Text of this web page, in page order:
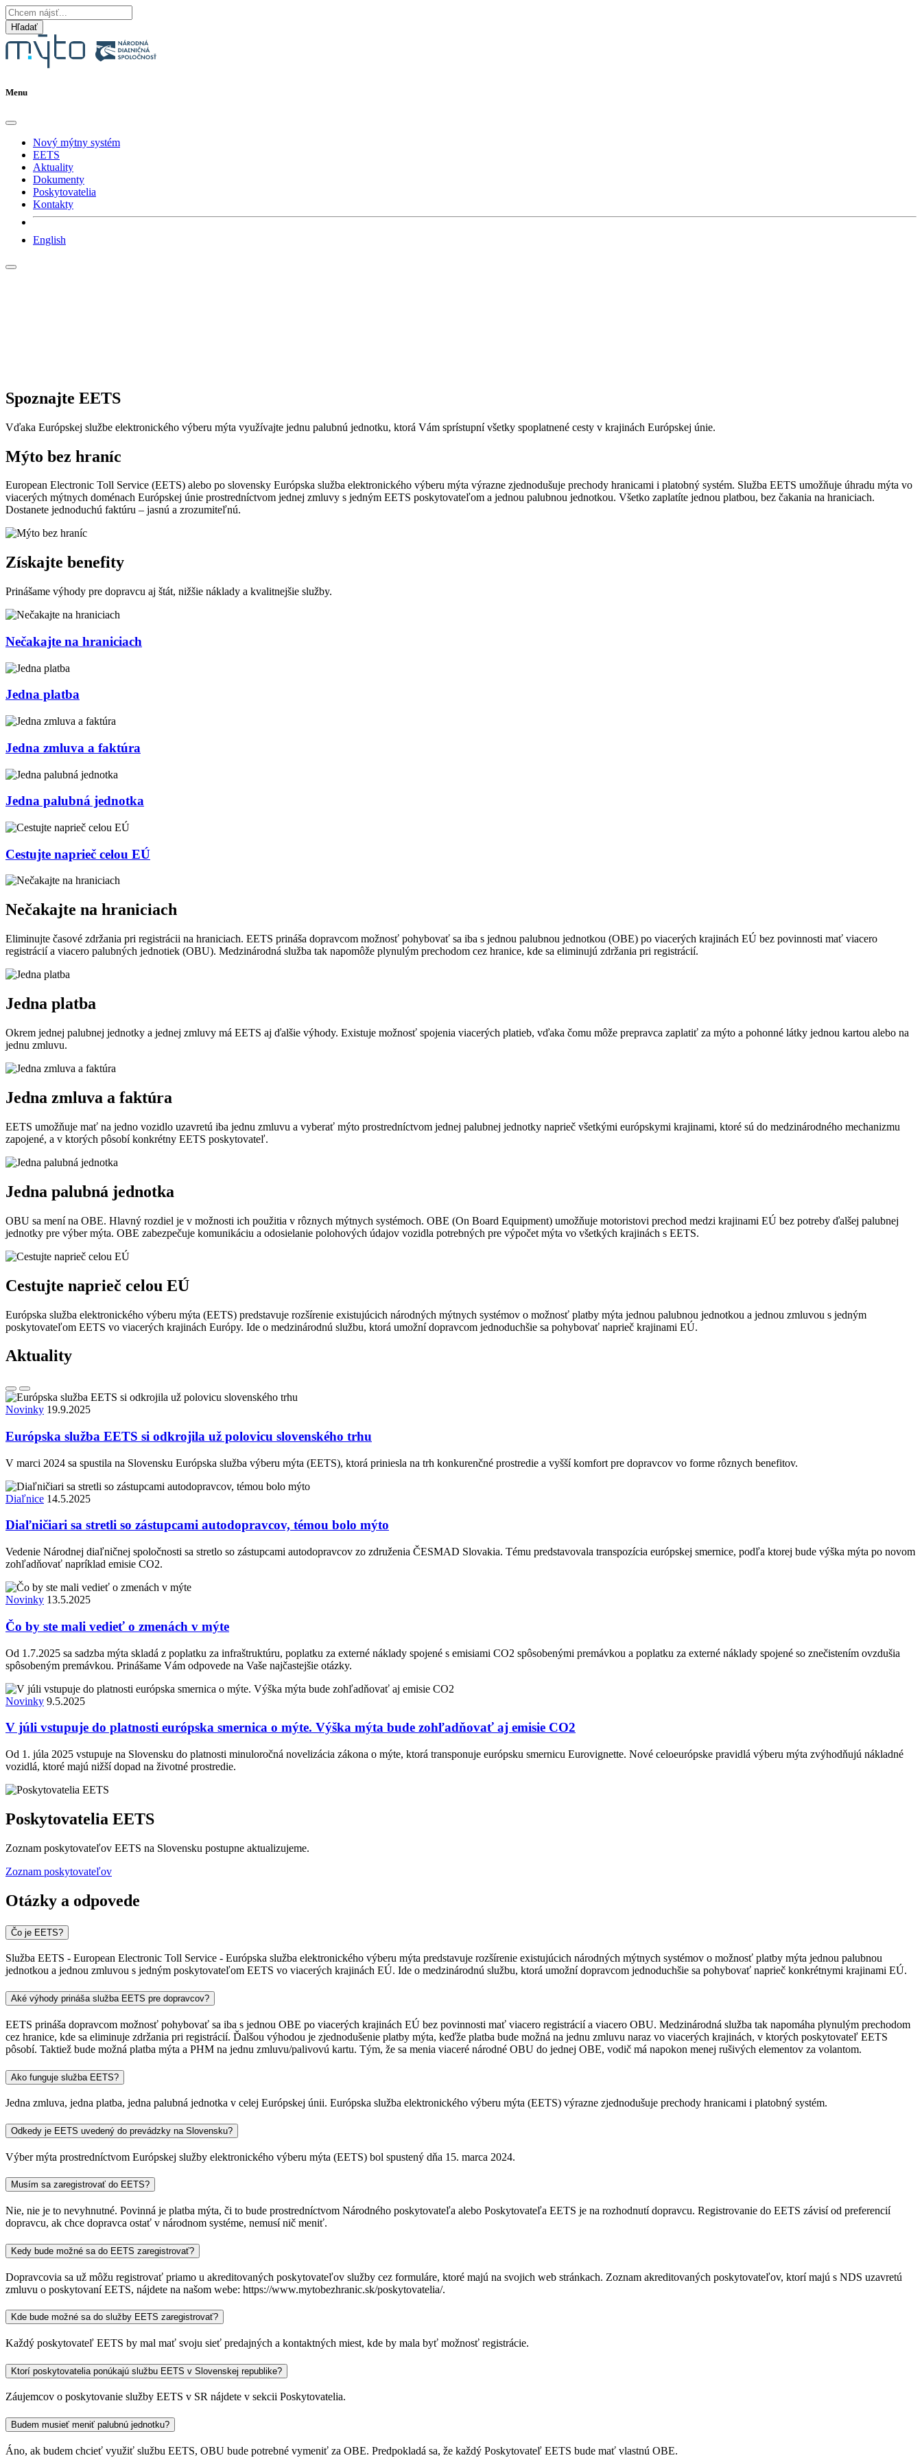
Hľadať
Menu
Nový mýtny systém
EETS
Aktuality
Dokumenty
Poskytovatelia
Kontakty
English
Spoznajte EETS
Vďaka Európskej službe elektronického výberu mýta využívajte jednu palubnú jednotku, ktorá Vám sprístupní všetky spoplatnené cesty v krajinách Európskej únie.
Mýto bez hraníc
European Electronic Toll Service (EETS) alebo po slovensky Európska služba elektronického výberu mýta výrazne zjednodušuje prechody hranicami i platobný systém. Služba EETS umožňuje úhradu mýta vo
viacerých mýtnych doménach Európskej únie prostredníctvom jednej zmluvy s jedným EETS poskytovateľom a jednou palubnou jednotkou. Všetko zaplatíte jednou platbou, bez čakania na hraniciach.
Dostanete jednoduchú faktúru – jasnú a zrozumiteľnú.
Získajte benefity
Prinášame výhody pre dopravcu aj štát, nižšie náklady a kvalitnejšie služby.
Nečakajte na hraniciach
Jedna platba
Jedna zmluva a faktúra
Jedna palubná jednotka
Cestujte naprieč celou EÚ
Nečakajte na hraniciach
Eliminujte časové zdržania pri registrácii na hraniciach. EETS prináša dopravcom možnosť pohybovať sa iba s jednou palubnou jednotkou (OBE) po viacerých krajinách EÚ bez povinnosti mať viacero
registrácií a viacero palubných jednotiek (OBU). Medzinárodná služba tak napomôže plynulým prechodom cez hranice, kde sa eliminujú zdržania pri registrácií.
Jedna platba
Okrem jednej palubnej jednotky a jednej zmluvy má EETS aj ďalšie výhody. Existuje možnosť spojenia viacerých platieb, vďaka čomu môže prepravca zaplatiť za mýto a pohonné látky jednou kartou alebo na
jednu zmluvu.
Jedna zmluva a faktúra
EETS umožňuje mať na jedno vozidlo uzavretú iba jednu zmluvu a vyberať mýto prostredníctvom jednej palubnej jednotky naprieč všetkými európskymi krajinami, ktoré sú do medzinárodného mechanizmu
zapojené, a v ktorých pôsobí konkrétny EETS poskytovateľ.
Jedna palubná jednotka
OBU sa mení na OBE. Hlavný rozdiel je v možnosti ich použitia v rôznych mýtnych systémoch. OBE (On Board Equipment) umožňuje motoristovi prechod medzi krajinami EÚ bez potreby ďalšej palubnej
jednotky pre výber mýta. OBE zabezpečuje komunikáciu a odosielanie polohových údajov vozidla potrebných pre výpočet mýta vo všetkých krajinách s EETS.
Cestujte naprieč celou EÚ
Európska služba elektronického výberu mýta (EETS) predstavuje rozšírenie existujúcich národných mýtnych systémov o možnosť platby mýta jednou palubnou jednotkou a jednou zmluvou s jedným
poskytovateľom EETS vo viacerých krajinách Európy. Ide o medzinárodnú službu, ktorá umožní dopravcom jednoduchšie sa pohybovať naprieč krajinami EÚ.
Aktuality
Novinky 19.9.2025
Európska služba EETS si odkrojila už polovicu slovenského trhu
V marci 2024 sa spustila na Slovensku Európska služba výberu mýta (EETS), ktorá priniesla na trh konkurenčné prostredie a vyšší komfort pre dopravcov vo forme rôznych benefitov.
Diaľnice 14.5.2025
Diaľničiari sa stretli so zástupcami autodopravcov, témou bolo mýto
Vedenie Národnej diaľničnej spoločnosti sa stretlo so zástupcami autodopravcov zo združenia ČESMAD Slovakia. Tému predstavovala transpozícia európskej smernice, podľa ktorej bude výška mýta po novom
zohľadňovať napríklad emisie CO2.
Novinky 13.5.2025
Čo by ste mali vedieť o zmenách v mýte
Od 1.7.2025 sa sadzba mýta skladá z poplatku za infraštruktúru, poplatku za externé náklady spojené s emisiami CO2 spôsobenými premávkou a poplatku za externé náklady spojené so znečistením ovzdušia
spôsobeným premávkou. Prinášame Vám odpovede na Vaše najčastejšie otázky.
Novinky 9.5.2025
V júli vstupuje do platnosti európska smernica o mýte. Výška mýta bude zohľadňovať aj emisie CO2
Od 1. júla 2025 vstupuje na Slovensku do platnosti minuloročná novelizácia zákona o mýte, ktorá transponuje európsku smernicu Eurovignette. Nové celoeurópske pravidlá výberu mýta zvýhodňujú nákladné
vozidlá, ktoré majú nižší dopad na životné prostredie.
Poskytovatelia EETS
Zoznam poskytovateľov EETS na Slovensku postupne aktualizujeme.
Zoznam poskytovateľov
Otázky a odpovede
Čo je EETS?
Služba EETS - European Electronic Toll Service - Európska služba elektronického výberu mýta predstavuje rozšírenie existujúcich národných mýtnych systémov o možnosť platby mýta jednou palubnou
jednotkou a jednou zmluvou s jedným poskytovateľom EETS vo viacerých krajinách EÚ. Ide o medzinárodnú službu, ktorá umožní dopravcom jednoduchšie sa pohybovať naprieč konkrétnymi krajinami EÚ.
Aké výhody prináša služba EETS pre dopravcov?
EETS prináša dopravcom možnosť pohybovať sa iba s jednou OBE po viacerých krajinách EÚ bez povinnosti mať viacero registrácií a viacero OBU. Medzinárodná služba tak napomáha plynulým prechodom
cez hranice, kde sa eliminuje zdržania pri registrácií. Ďalšou výhodou je zjednodušenie platby mýta, keďže platba bude možná na jednu zmluvu naraz vo viacerých krajinách, v ktorých poskytovateľ EETS
pôsobí. Taktiež bude možná platba mýta a PHM na jednu zmluvu/palivovú kartu. Tým, že sa menia viaceré národné OBU do jednej OBE, vodič má napokon menej rušivých elementov za volantom.
Ako funguje služba EETS?
Jedna zmluva, jedna platba, jedna palubná jednotka v celej Európskej únii. Európska služba elektronického výberu mýta (EETS) výrazne zjednodušuje prechody hranicami i platobný systém.
Odkedy je EETS uvedený do prevádzky na Slovensku?
Výber mýta prostredníctvom Európskej služby elektronického výberu mýta (EETS) bol spustený dňa 15. marca 2024.
Musím sa zaregistrovať do EETS?
Nie, nie je to nevyhnutné. Povinná je platba mýta, či to bude prostredníctvom Národného poskytovateľa alebo Poskytovateľa EETS je na rozhodnutí dopravcu. Registrovanie do EETS závisí od preferencií
dopravcu, ak chce dopravca ostať v národnom systéme, nemusí nič meniť.
Kedy bude možné sa do EETS zaregistrovať?
Dopravcovia sa už môžu registrovať priamo u akreditovaných poskytovateľov služby cez formuláre, ktoré majú na svojich web stránkach. Zoznam akreditovaných poskytovateľov, ktorí majú s NDS uzavretú
zmluvu o poskytovaní EETS, nájdete na našom webe: https://www.mytobezhranic.sk/poskytovatelia/.
Kde bude možné sa do služby EETS zaregistrovať?
Každý poskytovateľ EETS by mal mať svoju sieť predajných a kontaktných miest, kde by mala byť možnosť registrácie.
Ktorí poskytovatelia ponúkajú službu EETS v Slovenskej republike?
Záujemcov o poskytovanie služby EETS v SR nájdete v sekcii Poskytovatelia.
Budem musieť meniť palubnú jednotku?
Áno, ak budem chcieť využiť službu EETS, OBU bude potrebné vymeniť za OBE. Predpokladá sa, že každý Poskytovateľ EETS bude mať vlastnú OBE.